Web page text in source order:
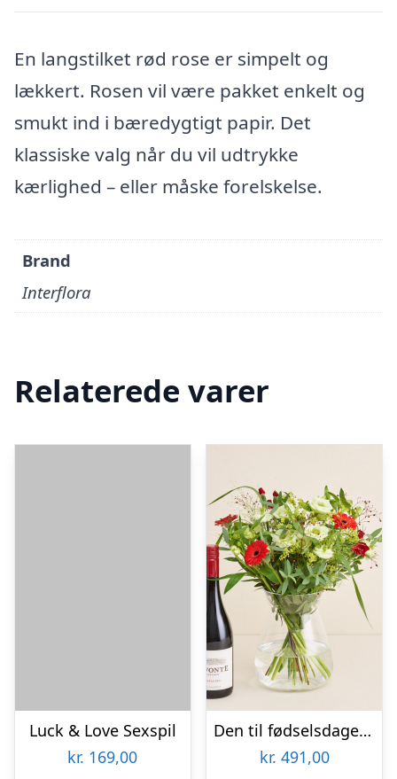
En langstilket rød rose er simpelt og
lækkert. Rosen vil være pakket enkelt og
smukt ind i bæredygtigt papir. Det
klassiske valg når du vil udtrykke
kærlighed – eller måske forelskelse.
Brand
Interflora
Relaterede varer
Luck & Love Sexspil
kr. 169,00
Den til fødselsdagen med Lavonte, Zinfandel
kr. 491,00